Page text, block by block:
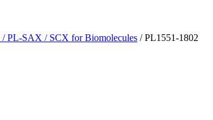
/ PL-SAX / SCX for Biomolecules / PL1551-1802